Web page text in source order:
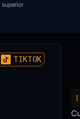
superior
TIKTOK
[